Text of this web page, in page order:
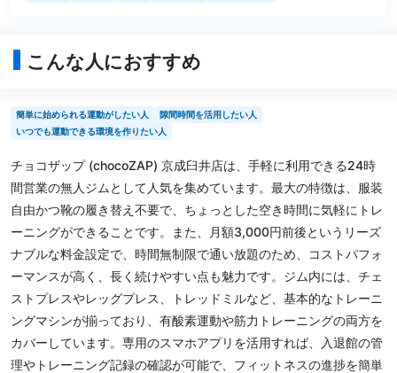
こんな人におすすめ
簡単に始められる運動がしたい人
隙間時間を活用したい人
いつでも運動できる環境を作りたい人
チョコザップ (chocoZAP) 京成臼井店は、手軽に利用できる24時
間営業の無人ジムとして人気を集めています。最大の特徴は、服装
自由かつ靴の履き替え不要で、ちょっとした空き時間に気軽にトレ
ーニングができることです。また、月額3,000円前後というリーズ
ナブルな料金設定で、時間無制限で通い放題のため、コストパフォ
ーマンスが高く、長く続けやすい点も魅力です。ジム内には、チェ
ストプレスやレッグプレス、トレッドミルなど、基本的なトレーニ
ングマシンが揃っており、有酸素運動や筋力トレーニングの両方を
カバーしています。専用のスマホアプリを活用すれば、入退館の管
理やトレーニング記録の確認が可能で、フィットネスの進捗を簡単